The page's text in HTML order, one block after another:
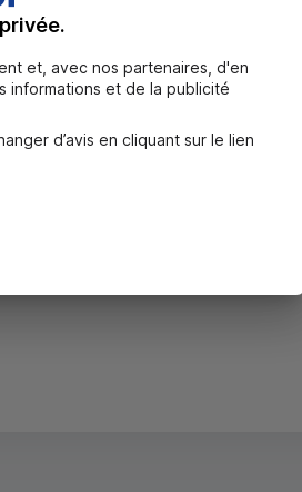
et, avec nos partenaires, d'en
informations et de la publicité
d’avis en cliquant sur le lien